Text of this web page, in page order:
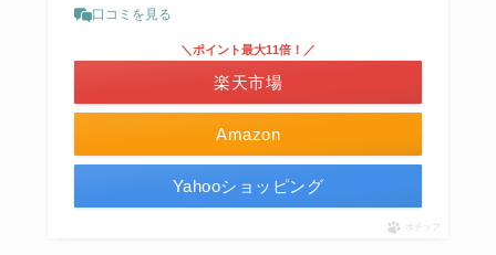
口コミを見る
Amazon
＼ポイント最大11倍！／
楽天市場
Yahooショッピング
ポチップ